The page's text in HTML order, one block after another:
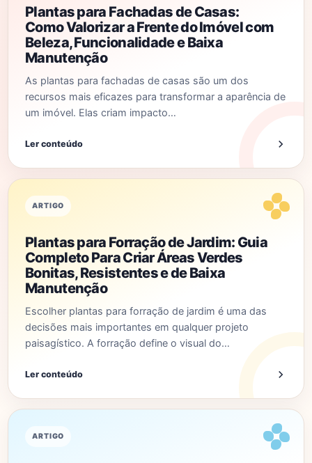
Plantas para Fachadas de Casas:
Como Valorizar a Frente do Imóvel com
Beleza, Funcionalidade e Baixa
Manutenção
As plantas para fachadas de casas são um dos
recursos mais eficazes para transformar a aparência de
um imóvel. Elas criam impacto…
Ler conteúdo
ARTIGO
Plantas para Forração de Jardim: Guia
Completo Para Criar Áreas Verdes
Bonitas, Resistentes e de Baixa
Manutenção
Escolher plantas para forração de jardim é uma das
decisões mais importantes em qualquer projeto
paisagístico. A forração define o visual do…
Ler conteúdo
ARTIGO